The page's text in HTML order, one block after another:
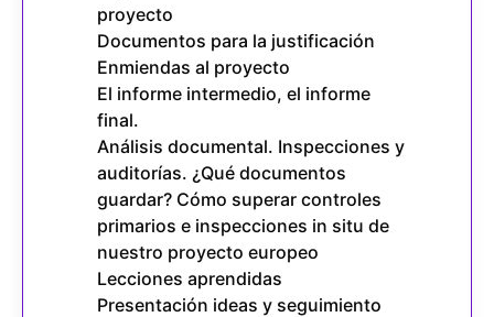
proyecto
Documentos para la justificación
Enmiendas al proyecto
El informe intermedio, el informe
final.
Análisis documental. Inspecciones y
auditorías. ¿Qué documentos
guardar? Cómo superar controles
primarios e inspecciones in situ de
nuestro proyecto europeo
Lecciones aprendidas
Presentación ideas y seguimiento